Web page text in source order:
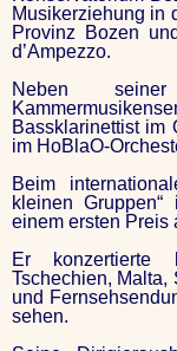
Musikerziehung in
Provinz Bozen
d’Ampezzo.
Neben
Bassklarinettist im
im HoBlaO-
Beim
kleinen
einem ersten Preis
Er konzertierte
Tschechien,
und
sehen.